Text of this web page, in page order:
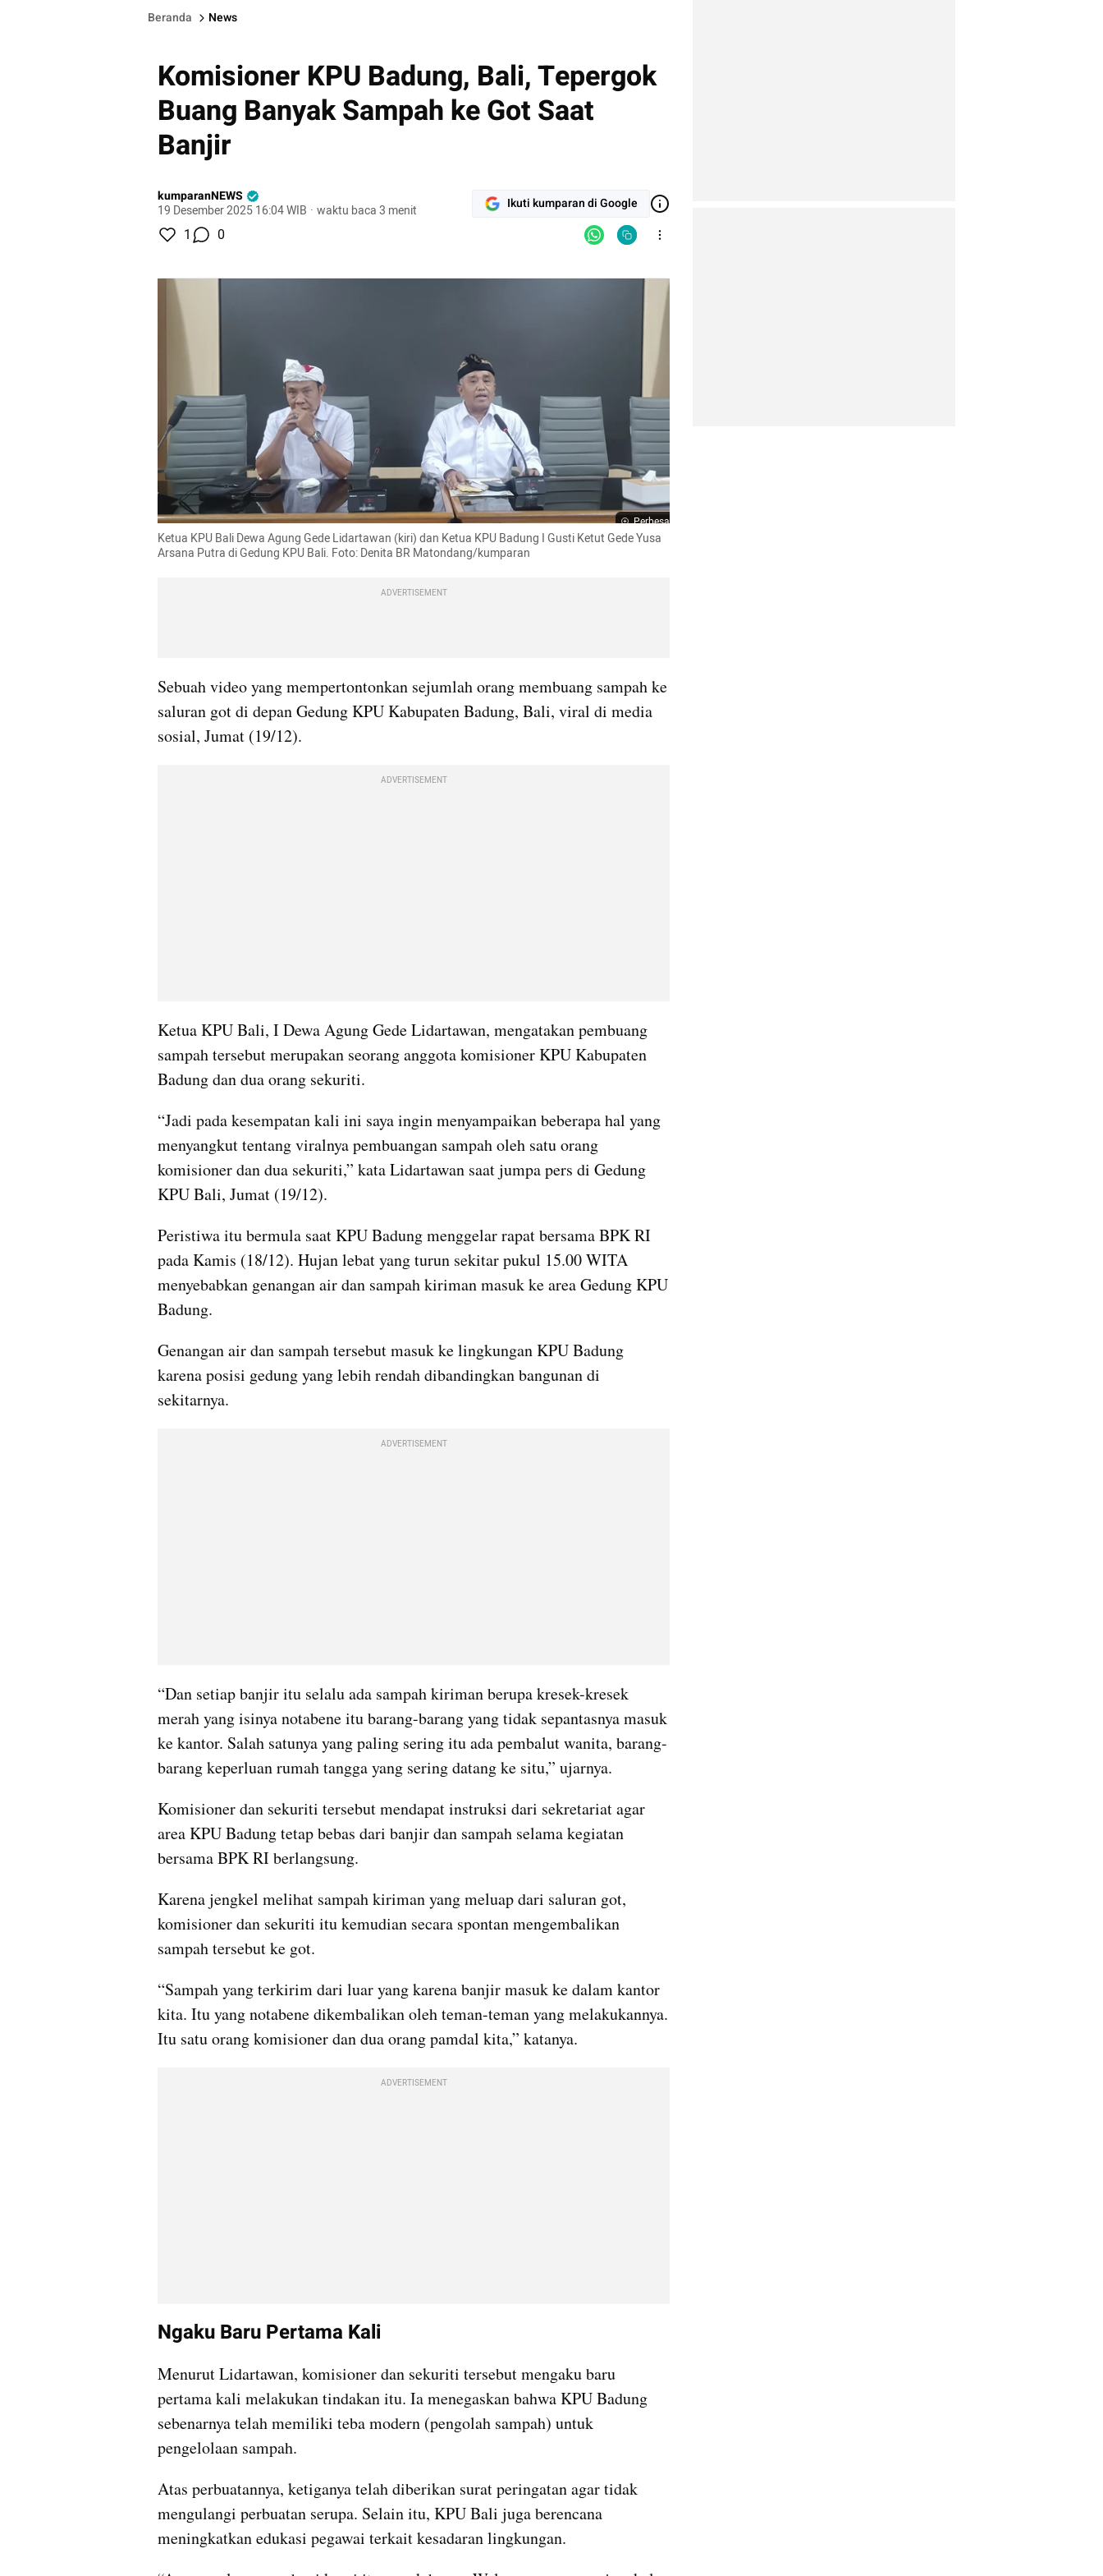
Beranda News
Komisioner KPU Badung, Bali, Tepergok
Buang Banyak Sampah ke Got Saat
Banjir
kumparanNEWS
19 Desember 2025 16:04 WIB · waktu baca 3 menit Ikuti kumparan di Google
1 0
Perbesar
Ketua KPU Bali Dewa Agung Gede Lidartawan (kiri) dan Ketua KPU Badung I Gusti Ketut Gede Yusa
Arsana Putra di Gedung KPU Bali. Foto: Denita BR Matondang/kumparan
ADVERTISEMENT
Sebuah video yang mempertontonkan sejumlah orang membuang sampah ke
saluran got di depan Gedung KPU Kabupaten Badung, Bali, viral di media
sosial, Jumat (19/12).
ADVERTISEMENT
Ketua KPU Bali, I Dewa Agung Gede Lidartawan, mengatakan pembuang
sampah tersebut merupakan seorang anggota komisioner KPU Kabupaten
Badung dan dua orang sekuriti.
“Jadi pada kesempatan kali ini saya ingin menyampaikan beberapa hal yang
menyangkut tentang viralnya pembuangan sampah oleh satu orang
komisioner dan dua sekuriti,” kata Lidartawan saat jumpa pers di Gedung
KPU Bali, Jumat (19/12).
Peristiwa itu bermula saat KPU Badung menggelar rapat bersama BPK RI
pada Kamis (18/12). Hujan lebat yang turun sekitar pukul 15.00 WITA
menyebabkan genangan air dan sampah kiriman masuk ke area Gedung KPU
Badung.
Genangan air dan sampah tersebut masuk ke lingkungan KPU Badung
karena posisi gedung yang lebih rendah dibandingkan bangunan di
sekitarnya.
ADVERTISEMENT
“Dan setiap banjir itu selalu ada sampah kiriman berupa kresek-kresek
merah yang isinya notabene itu barang-barang yang tidak sepantasnya masuk
ke kantor. Salah satunya yang paling sering itu ada pembalut wanita, barang-
barang keperluan rumah tangga yang sering datang ke situ,” ujarnya.
Komisioner dan sekuriti tersebut mendapat instruksi dari sekretariat agar
area KPU Badung tetap bebas dari banjir dan sampah selama kegiatan
bersama BPK RI berlangsung.
Karena jengkel melihat sampah kiriman yang meluap dari saluran got,
komisioner dan sekuriti itu kemudian secara spontan mengembalikan
sampah tersebut ke got.
“Sampah yang terkirim dari luar yang karena banjir masuk ke dalam kantor
kita. Itu yang notabene dikembalikan oleh teman-teman yang melakukannya.
Itu satu orang komisioner dan dua orang pamdal kita,” katanya.
ADVERTISEMENT
Ngaku Baru Pertama Kali
Menurut Lidartawan, komisioner dan sekuriti tersebut mengaku baru
pertama kali melakukan tindakan itu. Ia menegaskan bahwa KPU Badung
sebenarnya telah memiliki teba modern (pengolah sampah) untuk
pengelolaan sampah.
Atas perbuatannya, ketiganya telah diberikan surat peringatan agar tidak
mengulangi perbuatan serupa. Selain itu, KPU Bali juga berencana
meningkatkan edukasi pegawai terkait kesadaran lingkungan.